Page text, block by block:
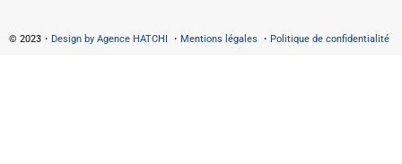
© 2023・ Design by Agence HATCHI ・ Mentions légales ・ Politique de confidentialité